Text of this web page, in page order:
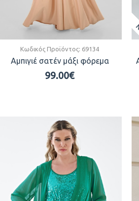
Κωδικός Προϊόντος: 69134
Αμπιγιέ σατέν μάξι φόρεμα
99.00€